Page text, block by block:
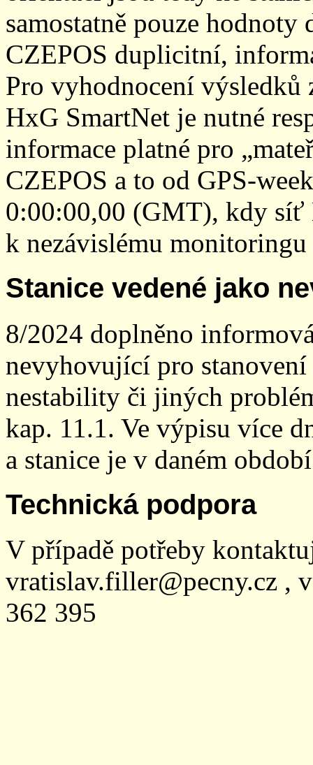
samostatně pouze
CZEPOS duplicitní,
Pro vyhodnocení
HxG SmartNet je nutné
informace platné pro
CZEPOS a to od GPS-
0:00:00,00 (GMT), kdy síť
k nezávislému
Stanice vedené jako
8/2024 doplněno
nevyhovující pro
nestability či jiných
kap. 11.1. Ve výpisu více
a stanice je v daném
Technická podpora
V případě potřeby
vratislav.filler@pecny.cz ,
362 395